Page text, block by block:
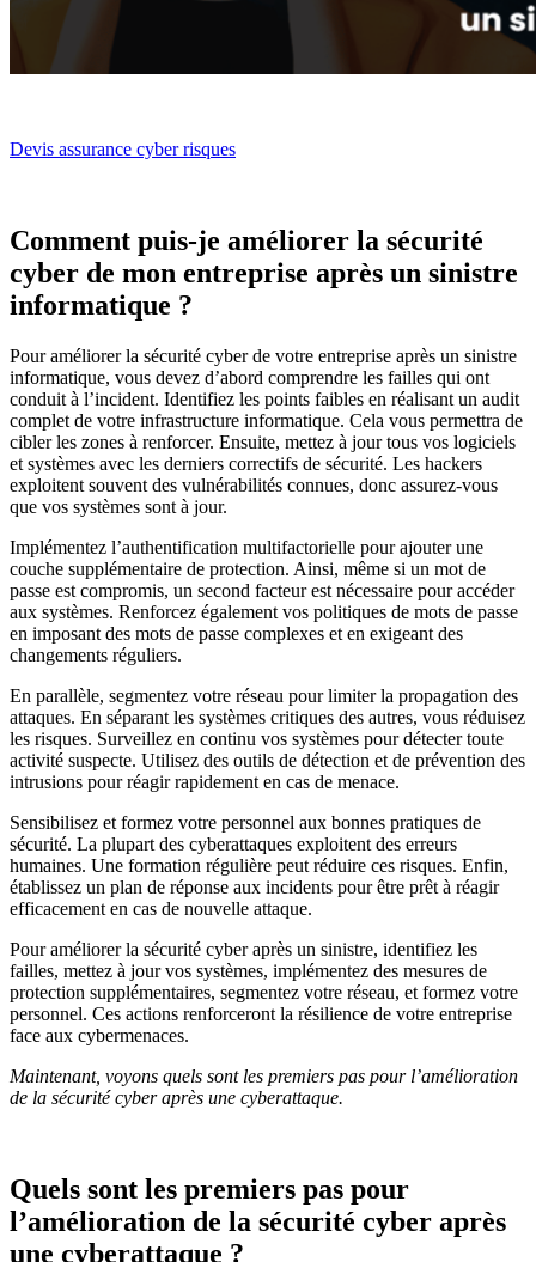
Devis assurance cyber risques
Comment puis-je améliorer la sécurité
cyber de mon entreprise après un sinistre
informatique ?
Pour améliorer la sécurité cyber de votre entreprise après un sinistre
informatique, vous devez d’abord comprendre les failles qui ont
conduit à l’incident. Identifiez les points faibles en réalisant un audit
complet de votre infrastructure informatique. Cela vous permettra de
cibler les zones à renforcer. Ensuite, mettez à jour tous vos logiciels
et systèmes avec les derniers correctifs de sécurité. Les hackers
exploitent souvent des vulnérabilités connues, donc assurez-vous
que vos systèmes sont à jour.
Implémentez l’authentification multifactorielle pour ajouter une
couche supplémentaire de protection. Ainsi, même si un mot de
passe est compromis, un second facteur est nécessaire pour accéder
aux systèmes. Renforcez également vos politiques de mots de passe
en imposant des mots de passe complexes et en exigeant des
changements réguliers.
En parallèle, segmentez votre réseau pour limiter la propagation des
attaques. En séparant les systèmes critiques des autres, vous réduisez
les risques. Surveillez en continu vos systèmes pour détecter toute
activité suspecte. Utilisez des outils de détection et de prévention des
intrusions pour réagir rapidement en cas de menace.
Sensibilisez et formez votre personnel aux bonnes pratiques de
sécurité. La plupart des cyberattaques exploitent des erreurs
humaines. Une formation régulière peut réduire ces risques. Enfin,
établissez un plan de réponse aux incidents pour être prêt à réagir
efficacement en cas de nouvelle attaque.
Pour améliorer la sécurité cyber après un sinistre, identifiez les
failles, mettez à jour vos systèmes, implémentez des mesures de
protection supplémentaires, segmentez votre réseau, et formez votre
personnel. Ces actions renforceront la résilience de votre entreprise
face aux cybermenaces.
Maintenant, voyons quels sont les premiers pas pour l’amélioration
de la sécurité cyber après une cyberattaque.
Quels sont les premiers pas pour
l’amélioration de la sécurité cyber après
une cyberattaque ?